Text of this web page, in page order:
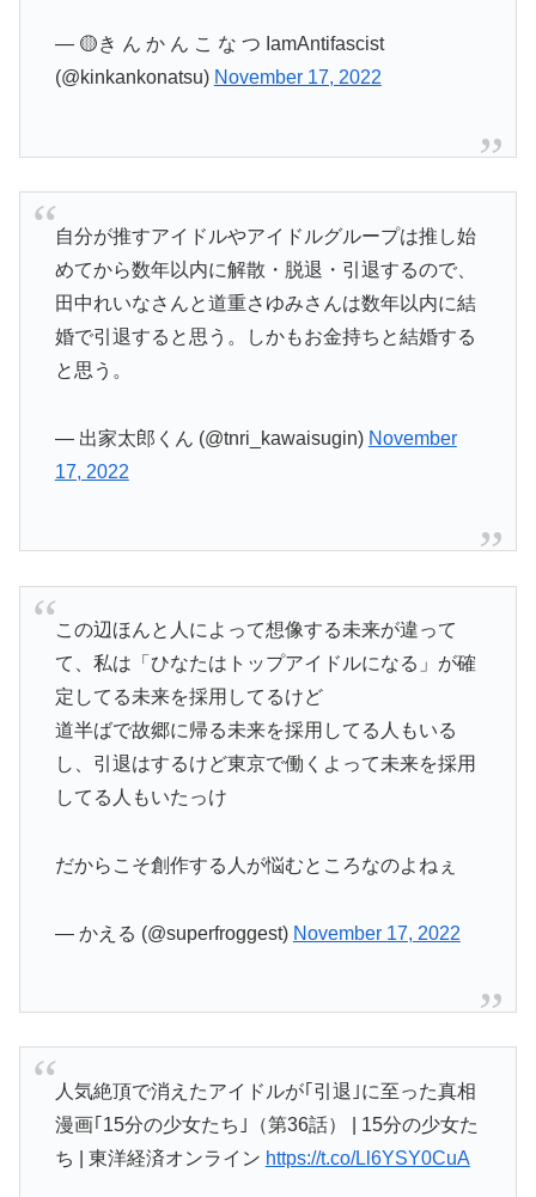
— 🟡き ん か ん こ な つ IamAntifascist
(@kinkankonatsu) November 17, 2022
自分が推すアイドルやアイドルグループは推し始
めてから数年以内に解散・脱退・引退するので、
田中れいなさんと道重さゆみさんは数年以内に結
婚で引退すると思う。しかもお金持ちと結婚する
と思う。
— 出家太郎くん (@tnri_kawaisugin) November
17, 2022
この辺ほんと人によって想像する未来が違って
て、私は「ひなたはトップアイドルになる」が確
定してる未来を採用してるけど
道半ばで故郷に帰る未来を採用してる人もいる
し、引退はするけど東京で働くよって未来を採用
してる人もいたっけ
だからこそ創作する人が悩むところなのよねぇ
— かえる (@superfroggest) November 17, 2022
人気絶頂で消えたアイドルが｢引退｣に至った真相
漫画｢15分の少女たち｣（第36話） | 15分の少女た
ち | 東洋経済オンライン https://t.co/Ll6YSY0CuA